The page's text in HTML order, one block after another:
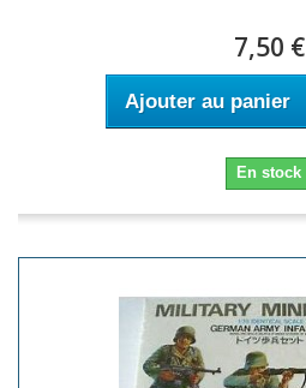
7,50 €
Ajouter au panier
En stock